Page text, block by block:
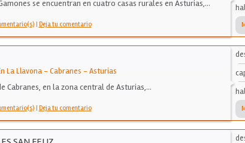
se encuentran en cuatro casas rurales en Asturias,…
| Deja tu comentario
La Llavona - Cabranes - Asturias
Cabranes, en la zona central de Asturias,…
| Deja tu comentario